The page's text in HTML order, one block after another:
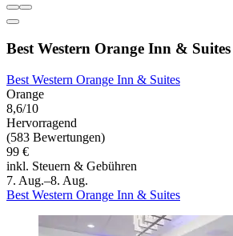
Best Western Orange Inn & Suites
Best Western Orange Inn & Suites
Orange
8,6/10
Hervorragend
(583 Bewertungen)
99 €
inkl. Steuern & Gebühren
7. Aug.–8. Aug.
Best Western Orange Inn & Suites